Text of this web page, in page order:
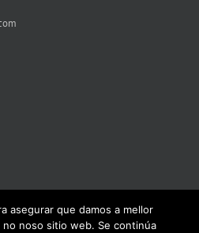
asegurar que damos a mellor
noso sitio web. Se continúa